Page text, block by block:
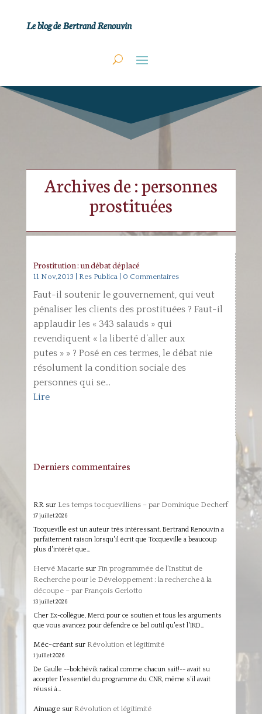
Le blog de Bertrand Renouvin
Archives de : personnes
prostituées
Prostitution : un débat déplacé
11 Nov,2013 Res Publica| 0 Commentaires
Faut-il soutenir le gouvernement, qui veut
pénaliser les clients des prostituées ? Faut-il
applaudir les « 343 salauds » qui
revendiquent « la liberté d’aller aux
putes » » ? Posé en ces termes, le débat nie
résolument la condition sociale des
personnes qui se...
Lire
Derniers commentaires
RRsur Les temps tocquevilliens – par Dominique Decherf
17 juillet 2026
Tocqueville est un auteur très intéressant. Bertrand Renouvin a
parfaitement raison lorsqu'il écrit que Tocqueville a beaucoup
plus d'intérêt que…
Hervé Macariesur Fin programmée de l’Institut de
Recherche pour le Développement : la recherche à la
découpe – par François Gerlotto
13 juillet 2026
Cher Ex-collègue, Merci pour ce soutien et tous les arguments
que vous avancez pour défendre ce bel outil qu'est l'IRD…
Méc-créantsur Révolution et légitimité
1 juillet 2026
De Gaulle --bolchévik radical comme chacun sait!-- avait su
accepter l'essentiel du programme du CNR, même s'il avait
réussi à…
Ainuagesur Révolution et légitimité